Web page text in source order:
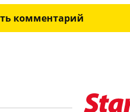
комментарий